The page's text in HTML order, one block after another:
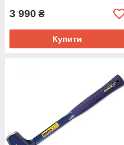
3 990 ₴
Купити